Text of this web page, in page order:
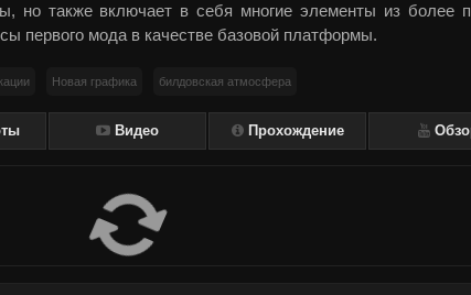
но также включает в себя многие элементы из более
первого мода в качестве базовой платформы.
Новая графика билдовская атмосфера
Видео Прохождение